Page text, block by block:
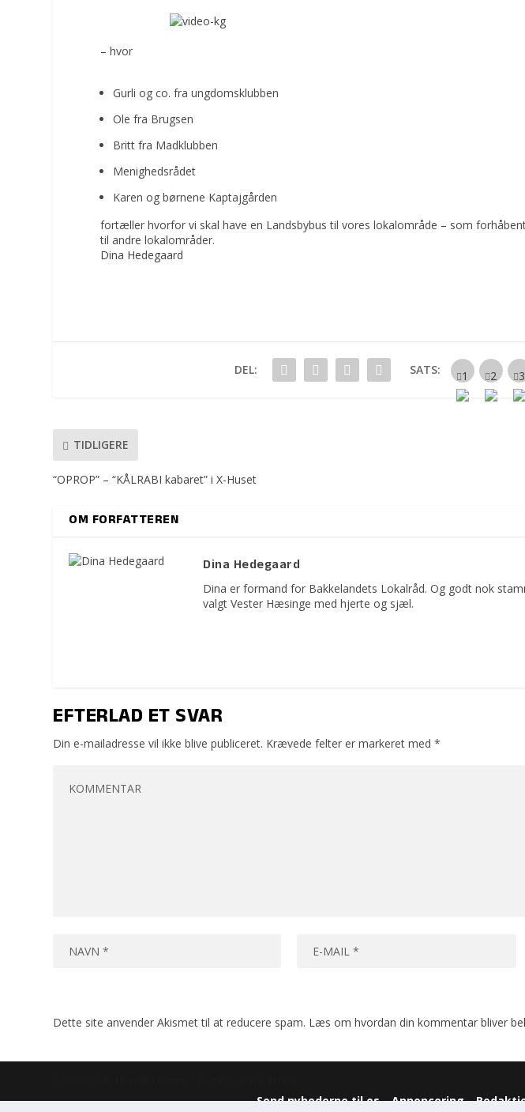
– hvor
Gurli og co. fra ungdomsklubben
Ole fra Brugsen
Britt fra Madklubben
Menighedsrådet
Karen og børnene Kaptajgården
fortæller hvorfor vi skal have en Landsbybus til vores lokalområde – som
til andre lokalområder.
Dina Hedegaard
DEL: SATS:
TIDLIGERE
“OPROP” – “KÅLRABI kabaret” i X-Huset
OM FORFATTEREN
Dina Hedegaard
Dina er formand for Bakkelandets Lokalråd. Og godt nok
valgt Vester Hæsinge med hjerte og sjæl.
EFTERLAD ET SVAR
Din e-mailadresse vil ikke blive publiceret. Krævede felter er markeret med*
Dette site anvender Akismet til at reducere spam. Læs om hvordan din kommentar bliver
Send nyhederne til os Annoncering